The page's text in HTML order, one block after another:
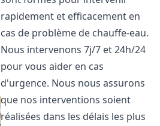
rapidement et efficacement en
cas de problème de chauffe-eau.
Nous intervenons 7j/7 et 24h/24
pour vous aider en cas
d'urgence. Nous nous assurons
que nos interventions soient
réalisées dans les délais les plus